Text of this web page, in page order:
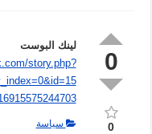
0
0
لينك البوست
story.php?
سياسة